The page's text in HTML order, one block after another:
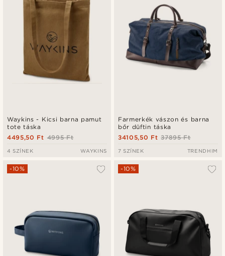
Waykins - Kicsi barna pamut
tote táska
4995 Ft
4495,50 Ft
4 SZÍNEK WAYKINS
Farmerkék vászon és barna
bőr düftin táska
37895 Ft
34105,50 Ft
7 SZÍNEK TRENDHIM
-10% -10%